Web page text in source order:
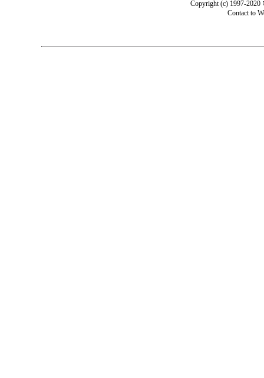
Copyright (c) 1997-
Contact to